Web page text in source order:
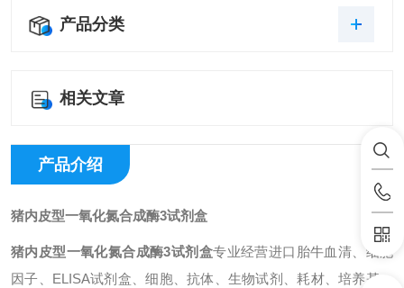
产品分类
相关文章
产品介绍
猪内皮型一氧化氮合成酶3试剂盒
猪内皮型一氧化氮合成酶3试剂盒专业经营进口胎牛血清、细胞
因子、ELISA试剂盒、细胞、抗体、生物试剂、耗材、培养基、